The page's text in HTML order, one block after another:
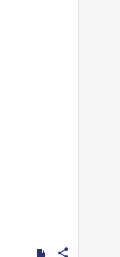
share